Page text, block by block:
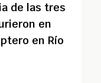
de las tres
en
en Río